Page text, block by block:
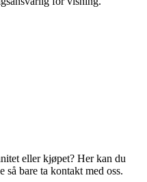
eller kjøpet? Her kan du
så bare ta kontakt med oss.